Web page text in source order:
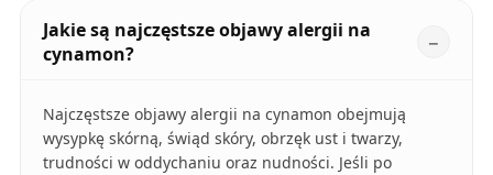
Jakie są najczęstsze objawy alergii na
cynamon?
Najczęstsze objawy alergii na cynamon obejmują
wysypkę skórną, świąd skóry, obrzęk ust i twarzy,
trudności w oddychaniu oraz nudności. Jeśli po